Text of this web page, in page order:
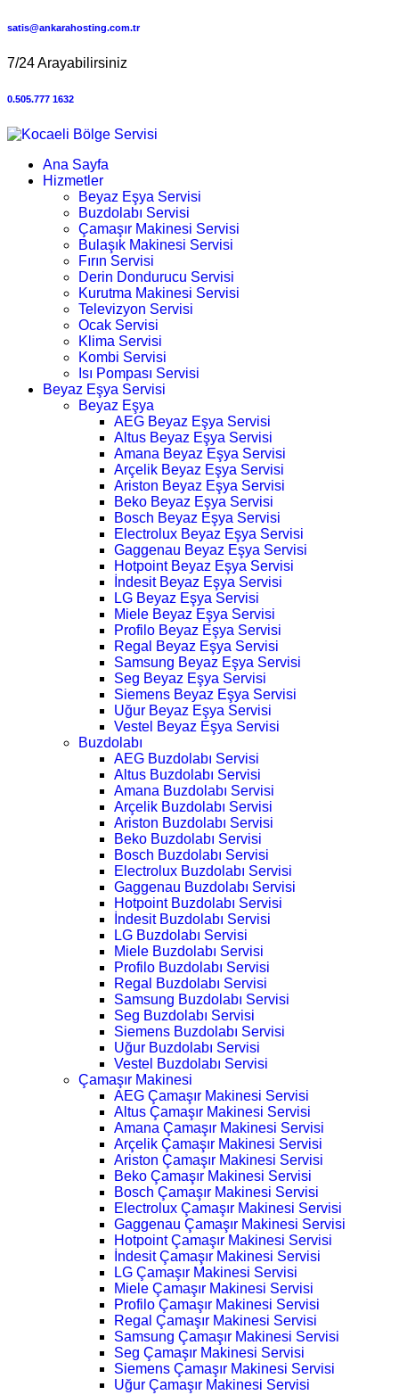
satis@ankarahosting.com.tr
7/24 Arayabilirsiniz
0.505.777 1632
Ana Sayfa
Hizmetler
Beyaz Eşya Servisi
Buzdolabı Servisi
Çamaşır Makinesi Servisi
Bulaşık Makinesi Servisi
Fırın Servisi
Derin Dondurucu Servisi
Kurutma Makinesi Servisi
Televizyon Servisi
Ocak Servisi
Klima Servisi
Kombi Servisi
Isı Pompası Servisi
Beyaz Eşya Servisi
Beyaz Eşya
AEG Beyaz Eşya Servisi
Altus Beyaz Eşya Servisi
Amana Beyaz Eşya Servisi
Arçelik Beyaz Eşya Servisi
Ariston Beyaz Eşya Servisi
Beko Beyaz Eşya Servisi
Bosch Beyaz Eşya Servisi
Electrolux Beyaz Eşya Servisi
Gaggenau Beyaz Eşya Servisi
Hotpoint Beyaz Eşya Servisi
İndesit Beyaz Eşya Servisi
LG Beyaz Eşya Servisi
Miele Beyaz Eşya Servisi
Profilo Beyaz Eşya Servisi
Regal Beyaz Eşya Servisi
Samsung Beyaz Eşya Servisi
Seg Beyaz Eşya Servisi
Siemens Beyaz Eşya Servisi
Uğur Beyaz Eşya Servisi
Vestel Beyaz Eşya Servisi
Buzdolabı
AEG Buzdolabı Servisi
Altus Buzdolabı Servisi
Amana Buzdolabı Servisi
Arçelik Buzdolabı Servisi
Ariston Buzdolabı Servisi
Beko Buzdolabı Servisi
Bosch Buzdolabı Servisi
Electrolux Buzdolabı Servisi
Gaggenau Buzdolabı Servisi
Hotpoint Buzdolabı Servisi
İndesit Buzdolabı Servisi
LG Buzdolabı Servisi
Miele Buzdolabı Servisi
Profilo Buzdolabı Servisi
Regal Buzdolabı Servisi
Samsung Buzdolabı Servisi
Seg Buzdolabı Servisi
Siemens Buzdolabı Servisi
Uğur Buzdolabı Servisi
Vestel Buzdolabı Servisi
Çamaşır Makinesi
AEG Çamaşır Makinesi Servisi
Altus Çamaşır Makinesi Servisi
Amana Çamaşır Makinesi Servisi
Arçelik Çamaşır Makinesi Servisi
Ariston Çamaşır Makinesi Servisi
Beko Çamaşır Makinesi Servisi
Bosch Çamaşır Makinesi Servisi
Electrolux Çamaşır Makinesi Servisi
Gaggenau Çamaşır Makinesi Servisi
Hotpoint Çamaşır Makinesi Servisi
İndesit Çamaşır Makinesi Servisi
LG Çamaşır Makinesi Servisi
Miele Çamaşır Makinesi Servisi
Profilo Çamaşır Makinesi Servisi
Regal Çamaşır Makinesi Servisi
Samsung Çamaşır Makinesi Servisi
Seg Çamaşır Makinesi Servisi
Siemens Çamaşır Makinesi Servisi
Uğur Çamaşır Makinesi Servisi